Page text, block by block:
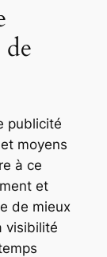
publicité
moyens
à ce
et
de mieux
visibilité